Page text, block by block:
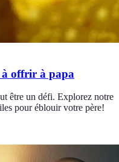
à offrir à papa
être un défi. Explorez notre
pour éblouir votre père!